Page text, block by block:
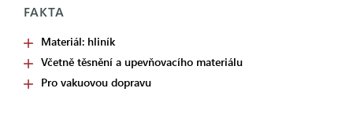
FAKTA
Materiál: hliník
Včetně těsnění a upevňovacího materiálu
Pro vakuovou dopravu